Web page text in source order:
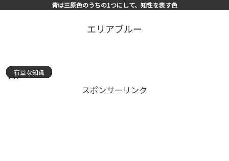
青は三原色のうちの1つにして、知性を表す色
エリアブルー
PR
スポンサーリンク
有益な知識
有益な知識
有益な知識
有益な知識
有益な知識
有益な知識
有益な知識
有益な知識
有益な知識
有益な知識
有益な知識
有益な知識
有益な知識
有益な知識
有益な知識